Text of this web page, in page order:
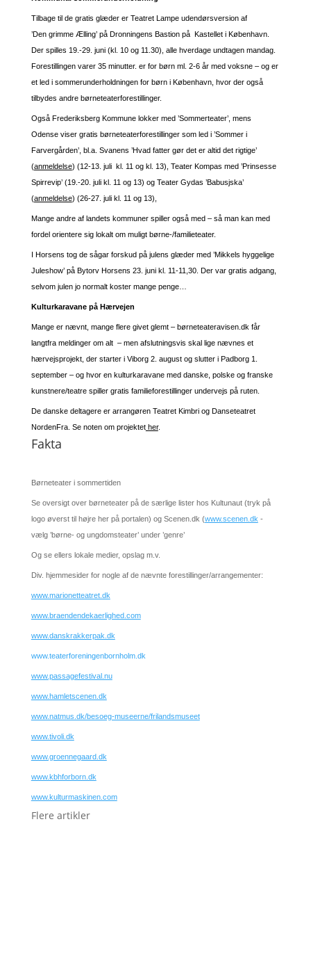
Tilbage til de gratis glæder er Teatret Lampe udendørsversion af
’Den grimme Ælling’ på Dronningens Bastion på Kastellet i København.
Der spilles 19.-29. juni (kl. 10 og 11.30), alle hverdage undtagen mandag.
Forestillingen varer 35 minutter. er for børn ml. 2-6 år med voksne – og er
et led i sommerunderholdningen for børn i København, hvor der også
tilbydes andre børneteaterforestillinger.
Også Frederiksberg Kommune lokker med ’Sommerteater’, mens
Odense viser gratis børneteaterforestillinger som led i ’Sommer i
Farvergården’, bl.a. Svanens ’Hvad fatter gør det er altid det rigtige’
(anmeldelse) (12-13. juli kl. 11 og kl. 13), Teater Kompas med ’Prinsesse
Spirrevip’ (19.-20. juli kl. 11 og 13) og Teater Gydas ’Babusjska’
(anmeldelse) (26-27. juli kl. 11 og 13),
Mange andre af landets kommuner spiller også med – så man kan med
fordel orientere sig lokalt om muligt børne-/familieteater.
I Horsens tog de sågar forskud på julens glæder med ’Mikkels hyggelige
Juleshow’ på Bytorv Horsens 23. juni kl. 11-11,30. Der var gratis adgang,
selvom julen jo normalt koster mange penge…
Kulturkaravane på Hærvejen
Mange er nævnt, mange flere givet glemt – børneteateravisen.dk får
langtfra meldinger om alt – men afslutningsvis skal lige nævnes et
hærvejsprojekt, der starter i Viborg 2. august og slutter i Padborg 1.
september – og hvor en kulturkaravane med danske, polske og franske
kunstnere/teatre spiller gratis familieforestillinger undervejs på ruten.
De danske deltagere er arrangøren Teatret Kimbri og Danseteatret
NordenFra. Se noten om projektether.
Fakta
Børneteater i sommertiden
Se oversigt over børneteater på de særlige lister hos Kultunaut (tryk på
logo øverst til højre her på portalen) og Scenen.dk (www.scenen.dk -
vælg ’børne- og ungdomsteater’ under ’genre’
Og se ellers lokale medier, opslag m.v.
Div. hjemmesider for nogle af de nævnte forestillinger/arrangementer:
www.marionetteatret.dk
www.braendendekaerlighed.com
www.danskrakkerpak.dk
www.teaterforeningenbornholm.dk
www.passagefestival.nu
www.hamletscenen.dk
www.natmus.dk/besoeg-museerne/frilandsmuseet
www.tivoli.dk
www.groennegaard.dk
www.kbhforborn.dk
www.kulturmaskinen.com
Flere artikler